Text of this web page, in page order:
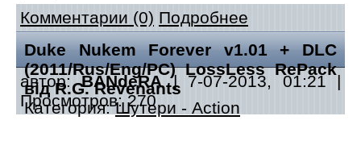
Комментарии (0) Подробнее
Duke Nukem Forever v1.01 + DLC
(2011/Rus/Eng/PC) LossLess RePack
від R.G. Revenants
Категория:Шутери - Action
автор:BANdeRA| 7-07-2013, 01:21 |
Просмотров: 270